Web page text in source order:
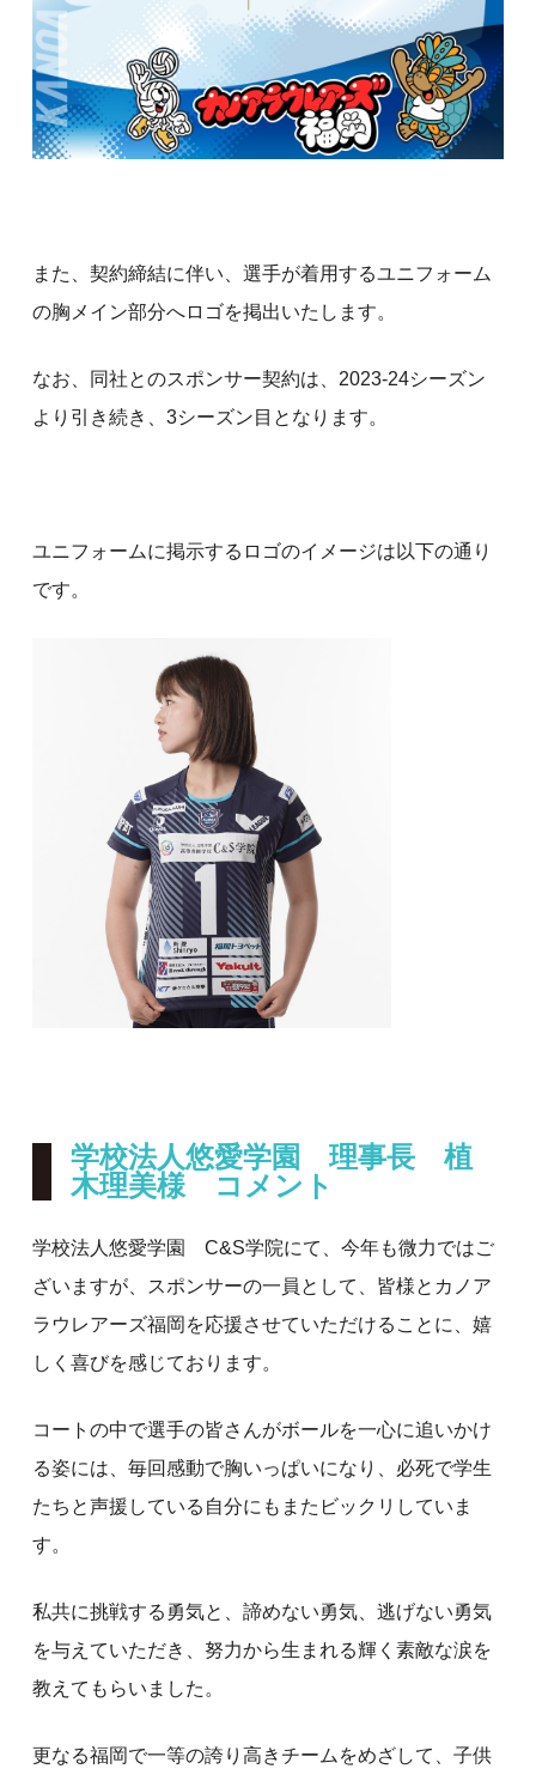
また、契約締結に伴い、選手が着用するユニフォーム
の胸メイン部分へロゴを掲出いたします。
なお、同社とのスポンサー契約は、2023-24シーズン
より引き続き、3シーズン目となります。
ユニフォームに掲示するロゴのイメージは以下の通り
です。
学校法人悠愛学園 理事長 植
木理美様 コメント
学校法人悠愛学園 C&S学院にて、今年も微力ではご
ざいますが、スポンサーの一員として、皆様とカノア
ラウレアーズ福岡を応援させていただけることに、嬉
しく喜びを感じております。
コートの中で選手の皆さんがボールを一心に追いかけ
る姿には、毎回感動で胸いっぱいになり、必死で学生
たちと声援している自分にもまたビックリしていま
す。
私共に挑戦する勇気と、諦めない勇気、逃げない勇気
を与えていただき、努力から生まれる輝く素敵な涙を
教えてもらいました。
更なる福岡で一等の誇り高きチームをめざして、子供